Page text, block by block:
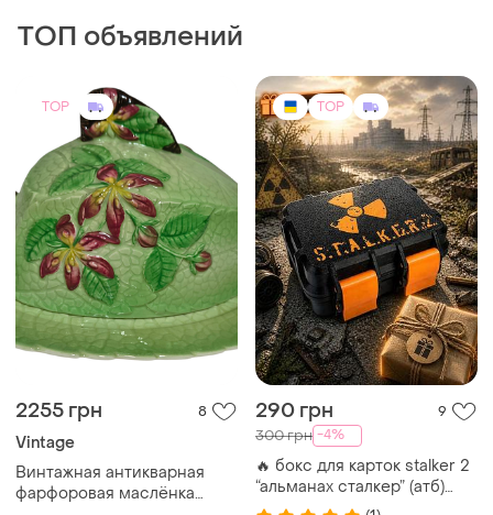
2255 грн 8
Vintage
Винтажная антикварная
фарфоровая маслёнка
(англия) австрийский
дизайн 30-50е года
290 грн 9
300 грн -4%
🔥 бокс для карток stalker 2
“альманах сталкер” (атб)
органайзер коробка
контейнер
(1)
TOP TOP